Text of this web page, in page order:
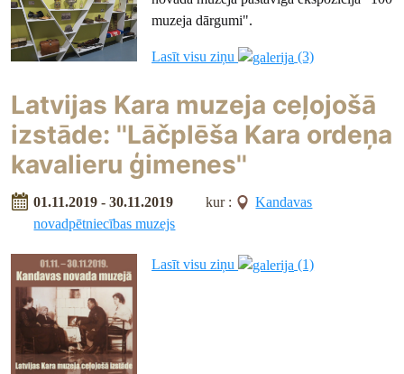
muzeja dārgumi".
Lasīt visu ziņu (3)
Latvijas Kara muzeja ceļojošā
izstāde: ''Lāčplēša Kara ordeņa
kavalieru ģimenes''
01.11.2019 - 30.11.2019 kur :
Kandavas
novadpētniecības muzejs
Lasīt visu ziņu (1)